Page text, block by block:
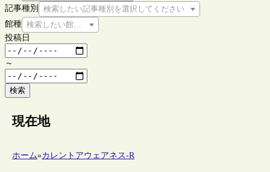
記事種別
検索したい記事種別を選択してください
館種 検索したい館種を選択してください
投稿日
～
検索
現在地
ホーム»カレントアウェアネス-R